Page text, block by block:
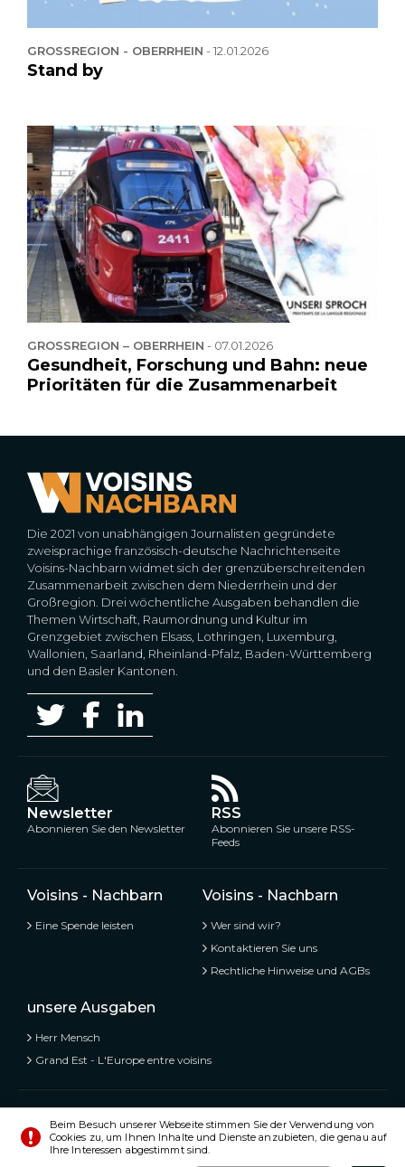
GROSSREGION - OBERRHEIN -12.01.2026
Stand by
GROSSREGION – OBERRHEIN - 07.01.2026
Gesundheit, Forschung und Bahn: neue
Prioritäten für die Zusammenarbeit
Die 2021 von unabhängigen Journalisten gegründete
zweisprachige französisch-deutsche Nachrichtenseite
Voisins-Nachbarn widmet sich der grenzüberschreitenden
Zusammenarbeit zwischen dem Niederrhein und der
Großregion. Drei wöchentliche Ausgaben behandlen die
Themen Wirtschaft, Raumordnung und Kultur im
Grenzgebiet zwischen Elsass, Lothringen, Luxemburg,
Wallonien, Saarland, Rheinland-Pfalz, Baden-Württemberg
und den Basler Kantonen.
Newsletter
Abonnieren Sie den Newsletter
RSS
Abonnieren Sie unsere RSS-
Feeds
Voisins - Nachbarn
Eine Spende leisten
Voisins - Nachbarn
Wer sind wir?
Kontaktieren Sie uns
Rechtliche Hinweise und AGBs
unsere Ausgaben
Herr Mensch
Grand Est - L'Europe entre voisins
Voisins - Nachbarn, Kostenlose und geteilte Informationen
© Alle Rechte vorbehalten 2020 - 2026
Beim Besuch unserer Webseite stimmen Sie der Verwendung von
Cookies zu, um Ihnen Inhalte und Dienste anzubieten, die genau auf
Ihre Interessen abgestimmt sind.